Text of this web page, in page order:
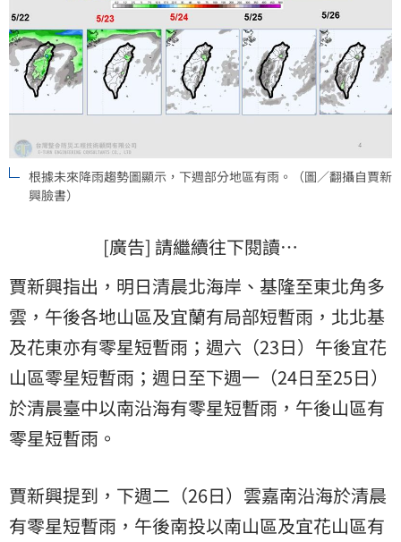
根據未來降雨趨勢圖顯示，下週部分地區有雨。（圖／翻攝自賈新
興臉書）
[廣告] 請繼續往下閱讀…
賈新興指出，明日清晨北海岸、基隆至東北角多
雲，午後各地山區及宜蘭有局部短暫雨，北北基
及花東亦有零星短暫雨；週六（23日）午後宜花
山區零星短暫雨；週日至下週一（24日至25日）
於清晨臺中以南沿海有零星短暫雨，午後山區有
零星短暫雨。
賈新興提到，下週二（26日）雲嘉南沿海於清晨
有零星短暫雨，午後南投以南山區及宜花山區有